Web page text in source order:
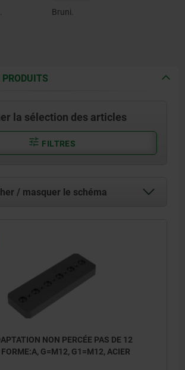
Bruni.
PRODUITS
la sélection des articles
FILTRES
/ masquer le schéma
NON PERCÉE PAS DE 12
G=M12, G1=M12, ACIER